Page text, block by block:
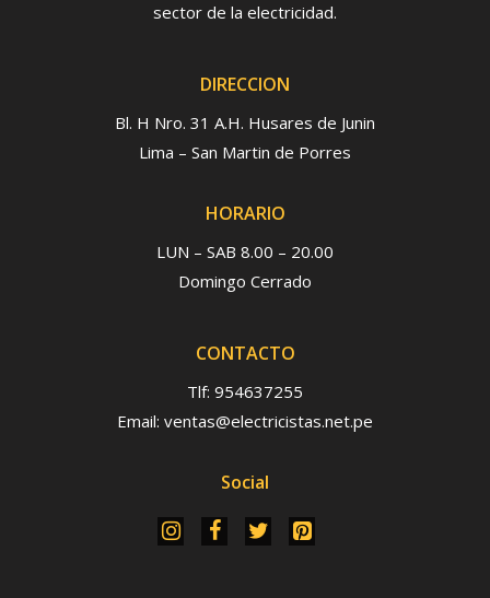
sector de la electricidad.
DIRECCION
Bl. H Nro. 31 A.H. Husares de Junin
Lima – San Martin de Porres
HORARIO
LUN – SAB 8.00 – 20.00
Domingo Cerrado
CONTACTO
Tlf: 954637255
Email: ventas@electricistas.net.pe
Social